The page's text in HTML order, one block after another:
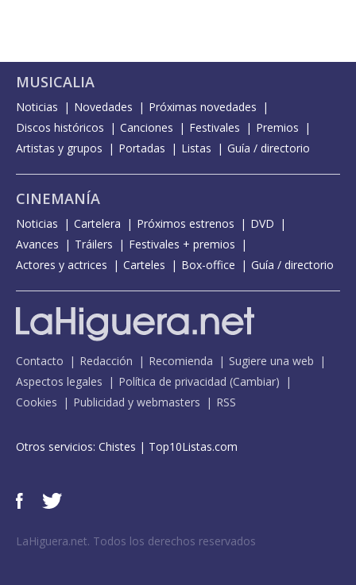
MUSICALIA
Noticias Novedades
Próximas novedades
Discos históricos
Canciones Festivales
Premios
Artistas y grupos
Portadas Listas Guía / directorio
CINEMANÍA
Noticias Cartelera Próximos estrenos
DVD
Avances
Tráilers
Festivales + premios
Actores y actrices
Carteles Box-office Guía / directorio
Contacto Redacción Recomienda
Sugiere una web
Aspectos legales
Política de privacidad (Cambiar)
Cookies
Publicidad y webmasters RSS
Otros servicios: Chistes | Top10Listas.com
LaHiguera.net. Todos los derechos reservados